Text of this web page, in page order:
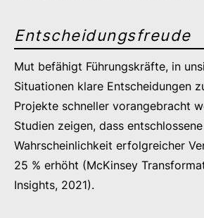
Entscheidungsfreude
Mut befähigt Führungskräfte, in
Situationen klare Entscheidungen
Projekte schneller vorangebracht
Studien zeigen, dass
Wahrscheinlichkeit erfolgreicher
25 % erhöht (McKinsey
Insights, 2021).